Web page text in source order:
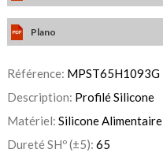
Plano
Référence: MPST65H1093G
Description: Profilé Silicone
Matériel: Silicone Alimentaire
Dureté SHº (±5): 65